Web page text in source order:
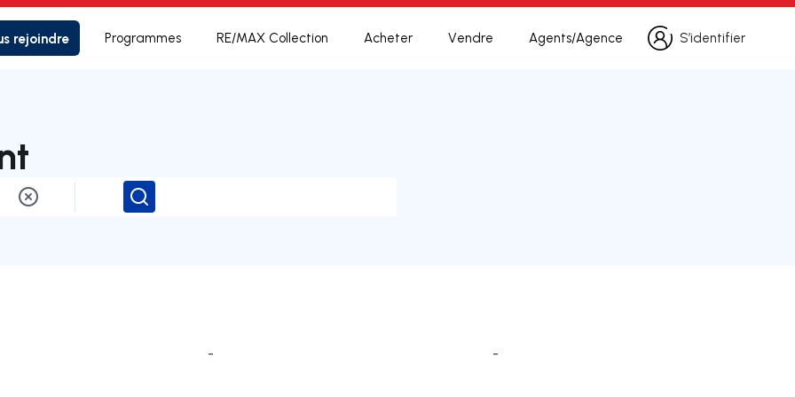
rejoindre Programmes RE/MAX Collection Acheter Vendre Agents/Agence
S’identifier
S’identifier
Rechercher
- -